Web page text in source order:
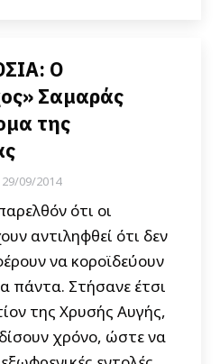
Ο
Σαμαράς
της
29/09/2014
ότι οι
αντιληφθεί ότι δεν
να κοροϊδεύουν
πάντα. Στήσανε έτσι
της Χρυσής Αυγής,
χρόνο, ώστε να